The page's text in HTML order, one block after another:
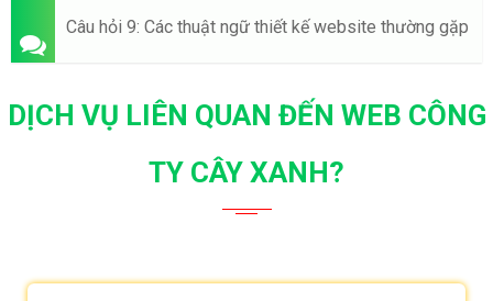
Câu hỏi 9: Các thuật ngữ thiết kế website thường gặp
DỊCH VỤ LIÊN QUAN ĐẾN WEB CÔNG
TY CÂY XANH?